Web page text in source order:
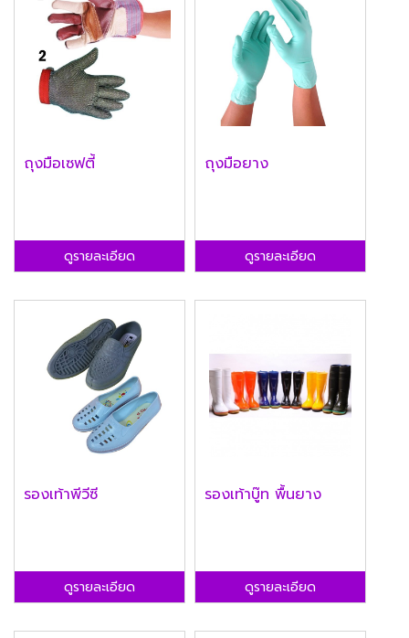
ถุงมือเซฟตี้
ดูรายละเอียด
ถุงมือยาง
ดูรายละเอียด
รองเท้าพีวีซี
ดูรายละเอียด
รองเท้าบู๊ท พื้นยาง
ดูรายละเอียด